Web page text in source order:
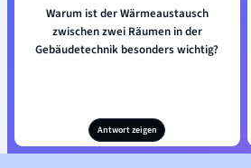
Warum ist der Wärmeaustausch
zwischen zwei Räumen in der
Gebäudetechnik besonders wichtig?
Antwort zeigen